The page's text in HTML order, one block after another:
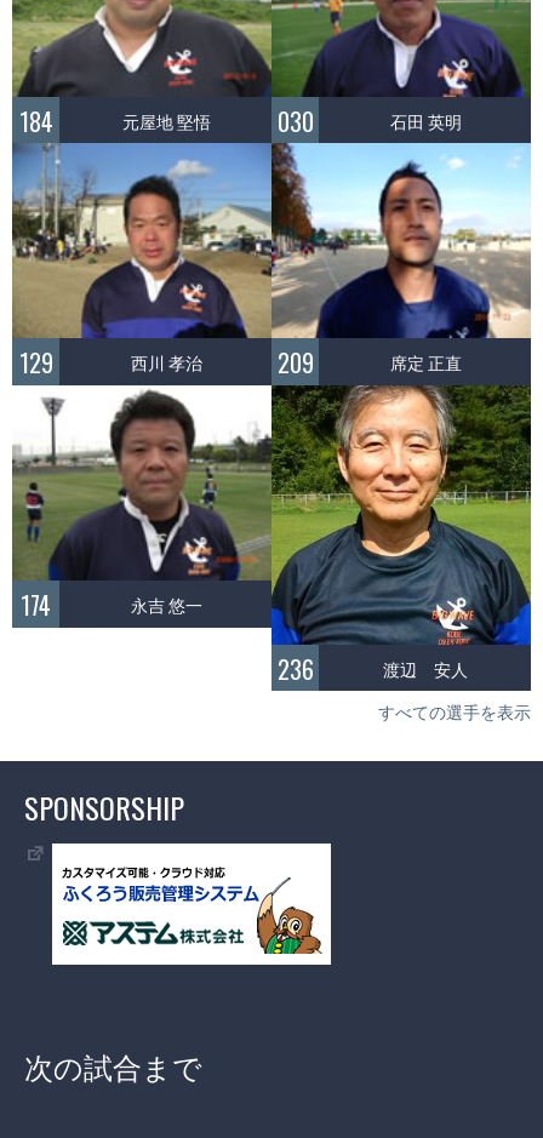
184 元屋地 堅悟 030 石田 英明
129 西川 孝治 209 席定 正直
174 永吉 悠一
236 渡辺 安人
すべての選手を表示
SPONSORSHIP
次の試合まで